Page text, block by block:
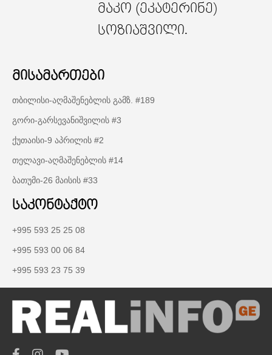
მაკო (ეკატერინე)
სოზიაშვილი.
მისამართები
თბილისი-აღმაშენებლის გამზ. #189
გორი-გარსევანიშვილის #3
ქუთაისი-9 აპრილის #2
თელავი-აღმაშენებლის #14
ბათუმი-26 მაისის #33
საკონტაქტო
+995 593 25 25 08
+995 593 00 06 84
+995 593 23 75 39